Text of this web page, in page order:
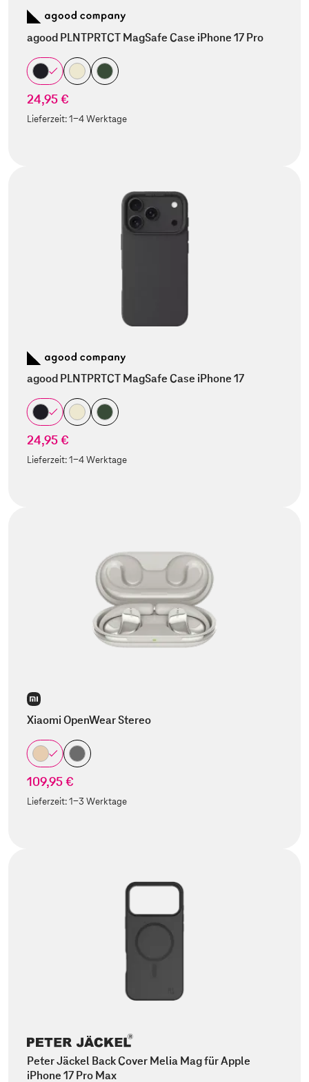
agood PLNTPRTCT MagSafe Case iPhone 17 Pro
24,95 €
Lieferzeit:1-4 Werktage
agood PLNTPRTCT MagSafe Case iPhone 17
24,95 €
Lieferzeit:1-4 Werktage
Xiaomi OpenWear Stereo
109,95 €
Lieferzeit:1-3 Werktage
Peter Jäckel Back Cover Melia Mag für Apple
iPhone 17 Pro Max